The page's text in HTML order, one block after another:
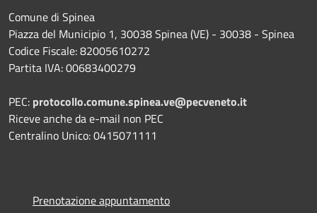
Comune di Spinea
Piazza del Municipio 1, 30038 Spinea (VE) - 30038 - Spinea
Codice Fiscale: 82005610272
Partita IVA: 00683400279
PEC: protocollo.comune.spinea.ve@pecveneto.it
Riceve anche da e-mail non PEC
Centralino Unico: 0415071111
Prenotazione appuntamento